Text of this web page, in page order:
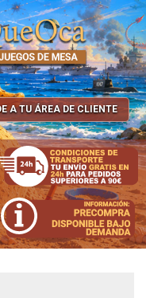
A TU ÁREA DE CLIENTE